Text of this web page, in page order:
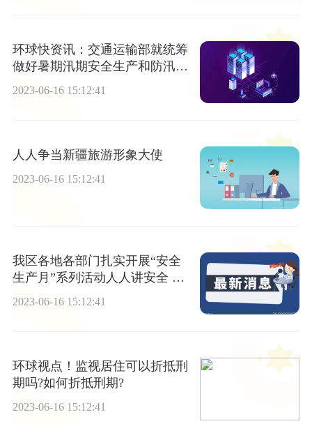
环球快资讯：交通运输部就统筹
做好暑期汛期安全生产和防汛救
2023-06-16 15:12:41
人人争当新疆旅游形象大使
2023-06-16 15:12:41
我区各地各部门扎实开展“安全
生产月”系列活动人人讲安全 个
2023-06-16 15:12:41
环球视点！监视居住可以折抵刑
期吗?如何折抵刑期?
2023-06-16 15:12:41